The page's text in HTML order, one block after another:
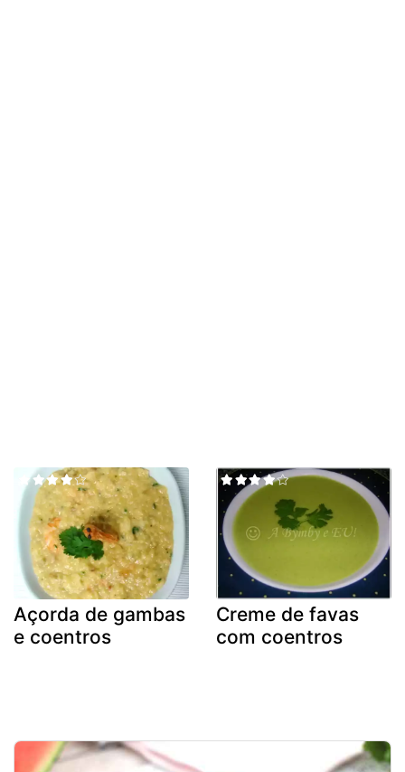
Açorda de gambas
e coentros
Creme de favas
com coentros